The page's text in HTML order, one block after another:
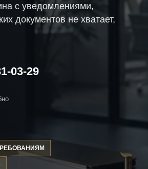
с уведомлениями,
документов не хватает,
03-29